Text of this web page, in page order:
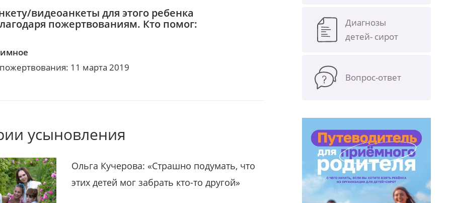
видеоанкеты для этого ребенка
пожертвованиям. Кто помог:
11 марта 2019
усыновления
Ольга Кучерова: «Страшно подумать, что
этих детей мог забрать кто-то другой»
Диагнозы
детей- сирот
Вопрос-ответ